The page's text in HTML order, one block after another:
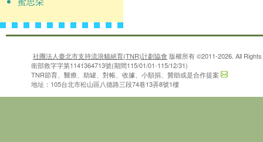
社團法人臺北市支持流浪貓絕育(TNR)計劃協會 版權所有 ©2011-2026. All
衛部救字字第1141364713號(期間115/01/01-115/12/31)
TNR節育、醫療、助罐、對帳、收據、小額捐、贊助或是合作提案
地址：105台北市松山區八德路三段74巷13弄8號1樓